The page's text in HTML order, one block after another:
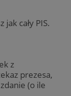
cały PIS.
z
prezesa,
(o ile